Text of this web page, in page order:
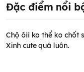
Đặc điểm nổi
Chộ ôii ko thể ko chốt
Xinh cute quá luôn.